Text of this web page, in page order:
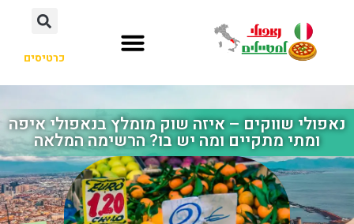
כרטיסים
נאפולי שווקים – איזה שוק מומלץ בנאפולי איפה
ומתי מתקיים ומה יש בו? הרשימה המלאה